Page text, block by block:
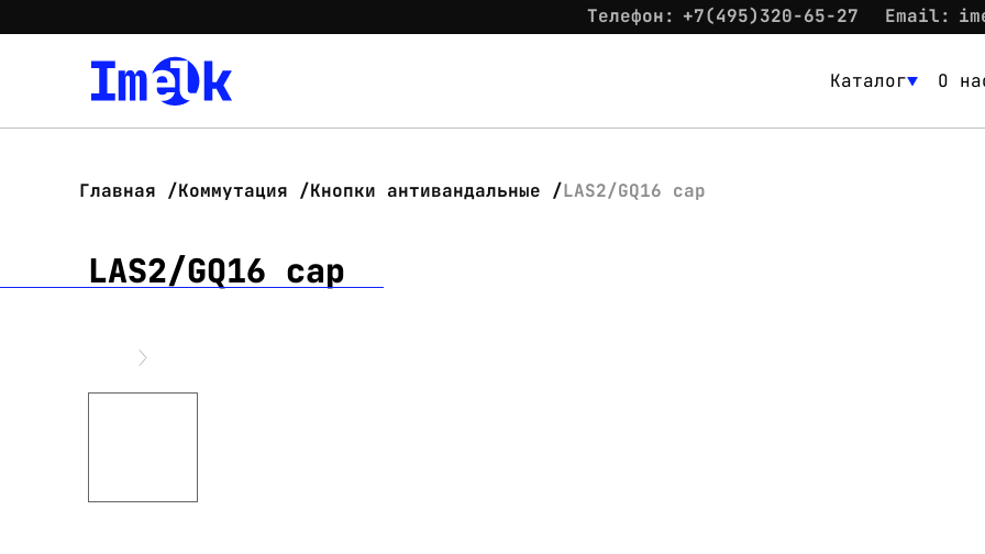
Телефон: +7(495)320-65-27 Email:
Каталог О
Главная Коммутация Кнопки антивандальные LAS2/GQ16 cap
LAS2/GQ16 cap